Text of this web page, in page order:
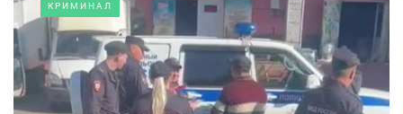
КРИМИНАЛ